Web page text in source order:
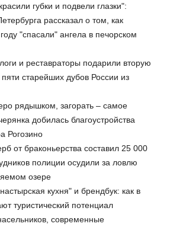
губки и подвели глазки":
рассказал о том, как
"спасали" ангела в печорском
и реставраторы подарили вторую
старейших дубов России из
рядышком, загорать – самое
добилась благоустройства
Рогозино
от браконьерства составил 25 000
полиции осудили за ловлю
озере
кухня" и брендбук: как в
туристический потенциал
современные